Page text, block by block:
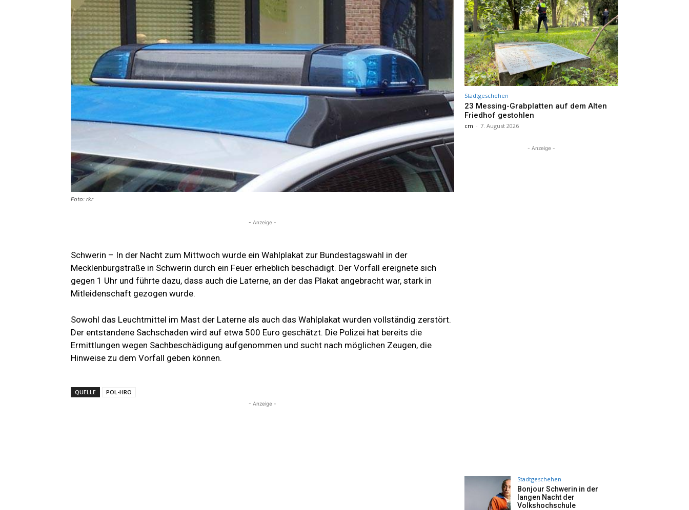
Foto: rkr
- Anzeige -
Schwerin – In der Nacht zum Mittwoch wurde ein Wahlplakat zur Bundestagswahl in der
Mecklenburgstraße in Schwerin durch ein Feuer erheblich beschädigt. Der Vorfall ereignete sich
gegen 1 Uhr und führte dazu, dass auch die Laterne, an der das Plakat angebracht war, stark in
Mitleidenschaft gezogen wurde.
Sowohl das Leuchtmittel im Mast der Laterne als auch das Wahlplakat wurden vollständig zerstört.
Der entstandene Sachschaden wird auf etwa 500 Euro geschätzt. Die Polizei hat bereits die
Ermittlungen wegen Sachbeschädigung aufgenommen und sucht nach möglichen Zeugen, die
Hinweise zu dem Vorfall geben können.
QUELLE POL-HRO
- Anzeige -
Stadtgeschehen
23 Messing-Grabplatten auf dem Alten
Friedhof gestohlen
cm - 7. August 2026
- Anzeige -
Stadtgeschehen
Bonjour Schwerin in der
langen Nacht der
Volkshochschule